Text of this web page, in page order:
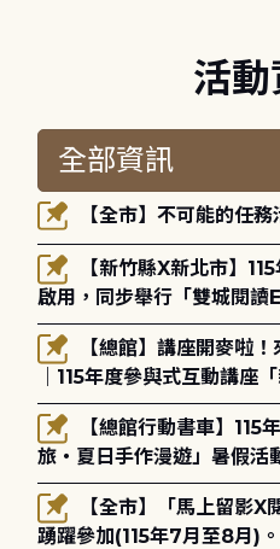
活
【全市】不可能的任務
啟用，同步舉行「雙城閱讀
躍參加(115年8月3日至10
｜115年度參與式互動講座
場！
旅・夏日手作漫遊」暑假
報名
踴躍參加(115年7月至8月)。